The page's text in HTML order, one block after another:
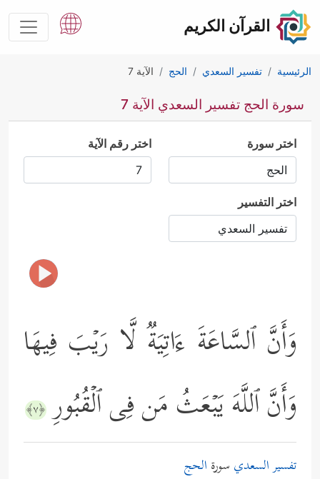
القرآن الكريم
الرئيسية تفسير السعدي الحج الآية 7
سورة الحج تفسير السعدي الآية 7
اختر سورة اختر رقم الآية
اختر التفسير
وَأَنَّ ٱلسَّاعَةَ ءَاتِیَةࣱ لَّا رَیۡبَ فِیهَا
وَأَنَّ ٱللَّهَ یَبۡعَثُ مَن فِی ٱلۡقُبُورِ ﴿٧﴾
تفسير السعدي سورة الحج